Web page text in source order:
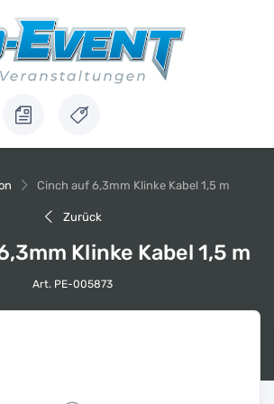
Cinch auf 6,3mm Klinke Kabel 1,5 m
Zurück
Klinke Kabel 1,5 m
Art. PE-005873